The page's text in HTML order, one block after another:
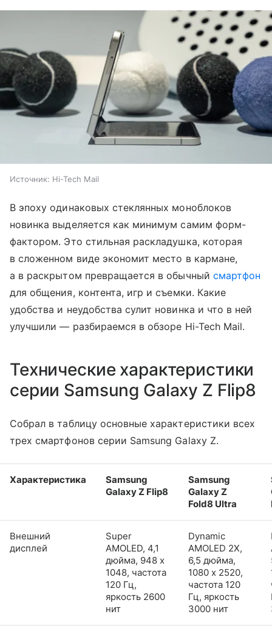
Источник: Hi-Tech Mail
В эпоху одинаковых стеклянных моноблоков
новинка выделяется как минимум самим форм-
фактором. Это стильная раскладушка, которая
в сложенном виде экономит место в кармане,
а в раскрытом превращается в обычный смартфон
для общения, контента, игр и съемки. Какие
удобства и неудобства сулит новинка и что в ней
улучшили — разбираемся в обзоре Hi-Tech Mail.
Технические характеристики
серии Samsung Galaxy Z Flip8
Собрал в таблицу основные характеристики всех
трех смартфонов серии Samsung Galaxy Z.
Характеристика
Samsung
Galaxy Z Flip8
Samsung
Galaxy Z
Fold8 Ultra
Внешний
дисплей
Super
AMOLED, 4,1
дюйма, 948 x
1048, частота
120 Гц,
яркость 2600
нит
Dynamic
AMOLED 2X,
6,5 дюйма,
1080 x 2520,
частота 120
Гц, яркость
3000 нит